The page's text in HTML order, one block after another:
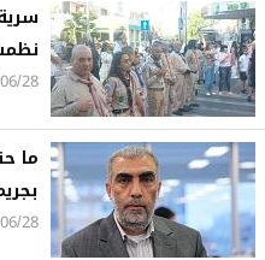
22:20
ما
16:56